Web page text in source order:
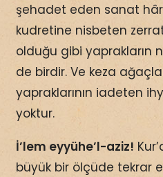
şehadet eden sanat
kudretine nisbeten
olduğu gibi yaprakların
de birdir. Ve keza
yapraklarının iadeten
yoktur.
İ’lem eyyühe’l-aziz!
büyük bir ölçüde tekrar